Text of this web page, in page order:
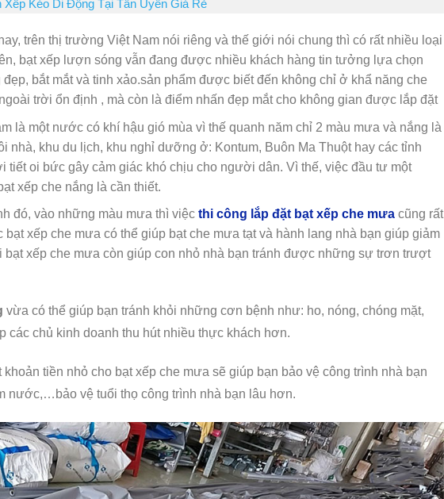
Kéo Di Động Tại Tân Uyên Giá Rẻ
trên thị trường Việt Nam nói riêng và thế giới nói chung thì có rất nhiều loại
bạt xếp lượn sóng vẫn đang được nhiều khách hàng tin tưởng lựa chọn
bắt mắt và tinh xảo.sản phẩm được biết đến không chỉ ở khẩ năng che
trời ổn định , mà còn là điểm nhấn đẹp mắt cho không gian được lắp đặt
là một nước có khí hậu gió mùa vì thế quanh năm chỉ 2 màu mưa và nắng là
nhà, khu du lịch, khu nghỉ dưỡng ở: Kontum, Buôn Ma Thuột hay các tỉnh
tiết oi bức gây cảm giác khó chịu cho người dân. Vì thế, việc đầu tư một
xếp che nắng là cần thiết.
đó, vào những màu mưa thì việc thi công lắp đặt bạt xếp che mưacũng rất
bạt xếp che mưa có thể giúp bạt che mưa tạt và hành lang nhà bạn giúp giảm
bạt xếp che mưa còn giúp con nhỏ nhà bạn tránh được những sự trơn trượt
vừa có thể giúp bạn tránh khỏi những cơn bệnh như: ho, nóng, chóng mặt,
các chủ kinh doanh thu hút nhiều thực khách hơn.
tiền nhỏ cho bạt xếp che mưa sẽ giúp bạn bảo vệ công trình nhà bạn
nước,…bảo vệ tuổi thọ công trình nhà bạn lâu hơn.